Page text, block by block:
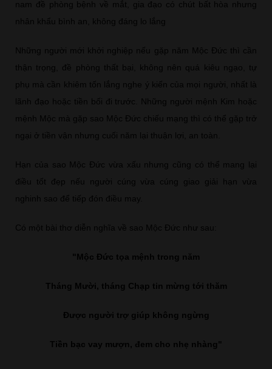
nam đề phòng bệnh về mắt, gia đạo có chút bất hòa nhưng
nhân khẩu bình an, không đáng lo lắng
Những người mới khởi nghiệp nếu gặp năm Mộc Đức thì cần
thận trọng, đề phòng thất bại, không nên quá kiêu ngạo, tự
phụ mà cần khiêm tốn lắng nghe ý kiến của mọi người, nhất là
lãnh đạo hoặc tiền bối đi trước. Những người mệnh Kim hoặc
mệnh Mộc mà gặp sao Mộc Đức chiếu mạng thì có thể gặp trở
ngại ở tiền vận nhưng cuối năm lại thuận lợi, an toàn.
Hạn của sao Mộc Đức vừa xấu nhưng cũng có thể mang lại
điều tốt đẹp nếu người cúng vừa cúng giao giải hạn vừa
nghinh sao để tiếp đón điều may.
Có một bài thơ diễn nghĩa về sao Mộc Đức như sau:
"Mộc Đức tọa mệnh trong năm
Tháng Mười, tháng Chạp tin mừng tới thăm
Được người trợ giúp không ngừng
Tiền bạc vay mượn, đem cho nhẹ nhàng"